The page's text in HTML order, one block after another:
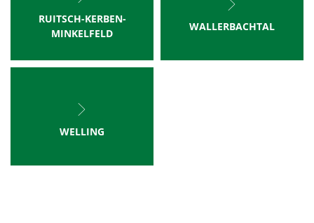
RUITSCH-KERBEN-
MINKELFELD
WALLERBACHTAL
WELLING